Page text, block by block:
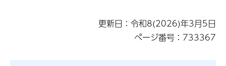
更新日：令和8(2026)年3月5日
ページ番号：733367